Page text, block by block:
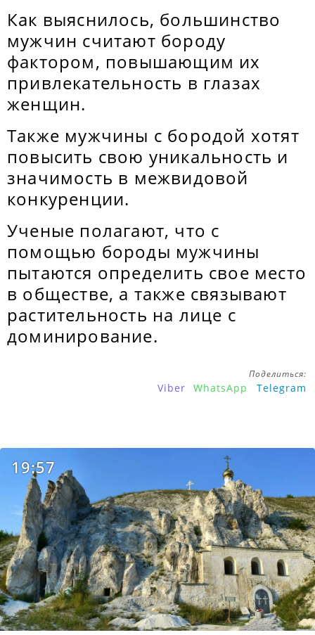
Как выяснилось, большинство
мужчин считают бороду
фактором, повышающим их
привлекательность в глазах
женщин.
Также мужчины с бородой хотят
повысить свою уникальность и
значимость в межвидовой
конкуренции.
Ученые полагают, что с
помощью бороды мужчины
пытаются определить свое место
в обществе, а также связывают
растительность на лице с
доминирование.
Поделиться:
Viber WhatsApp Telegram
19:57